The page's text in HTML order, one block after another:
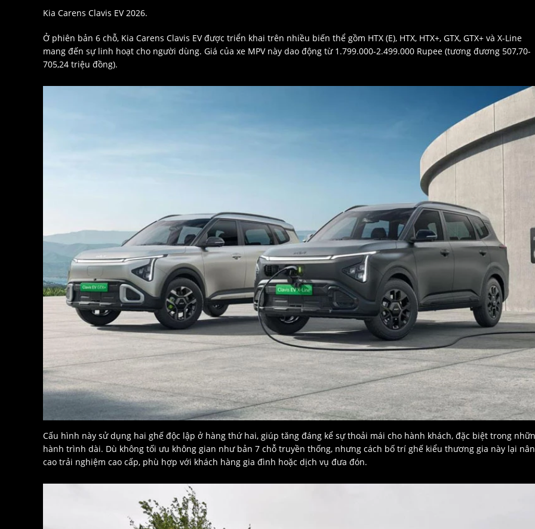
Kia Carens Clavis EV 2026.
Ở phiên bản 6 chỗ, Kia Carens Clavis EV được triển khai trên nhiều biến thể gồm HTX (E), HTX, HTX+, GTX, GTX+ và X-Line
mang đến sự linh hoạt cho người dùng. Giá của xe MPV này dao động từ 1.799.000-2.499.000 Rupee (tương đương 507,70-
705,24 triệu đồng).
Cấu hình này sử dụng hai ghế độc lập ở hàng thứ hai, giúp tăng đáng kể sự thoải mái cho hành khách, đặc biệt trong
hành trình dài. Dù không tối ưu không gian như bản 7 chỗ truyền thống, nhưng cách bố trí ghế kiểu thương gia này lại
cao trải nghiệm cao cấp, phù hợp với khách hàng gia đình hoặc dịch vụ đưa đón.